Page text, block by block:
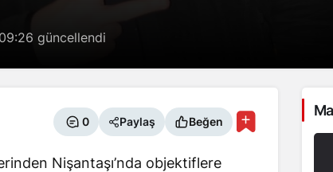
güncellendi
0 Paylaş Beğen
Nişantaşı’nda objektiflere